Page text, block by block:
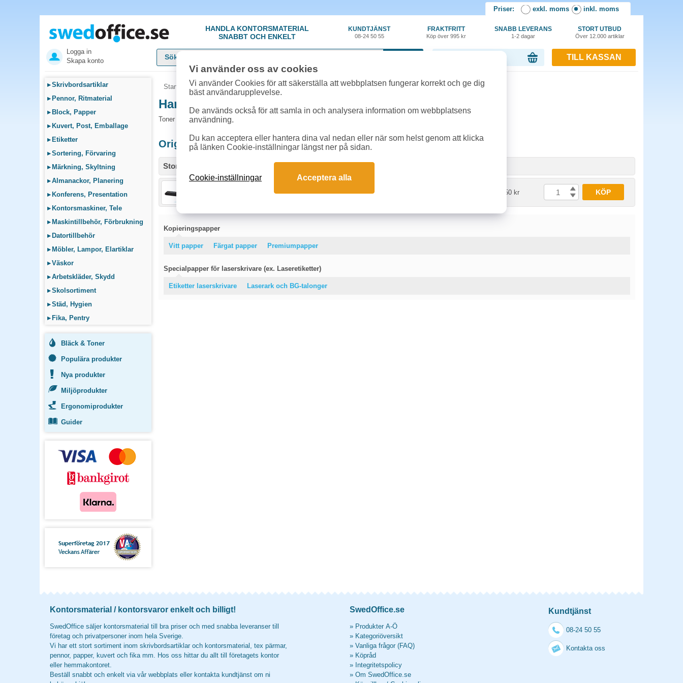
Priser: exkl. moms inkl. moms
HANDLA KONTORSMATERIAL
SNABBT OCH ENKELT
KUNDTJÄNST
08-24 50 55
FRAKTFRITT
Köp över 995 kr
SNABB LEVERANS
1-2 dagar
STORT UTBUD
Över 12.000 artiklar
Logga in
Skapa konto
TILL KASSAN
▸Skrivbordsartiklar
▸ Pennor, Ritmaterial
▸ Block, Papper
▸ Kuvert, Post, Emballage
▸ Etiketter
▸Sortering, Förvaring
▸ Märkning, Skyltning
▸Almanackor, Planering
▸ Konferens, Presentation
▸ Kontorsmaskiner, Tele
▸ Maskintillbehör, Förbrukning
▸ Datortillbehör
▸ Möbler, Lampor, Elartiklar
▸Väskor
▸Arbetskläder, Skydd
▸Skolsortiment
▸Städ, Hygien
▸ Fika, Pentry
Bläck & Toner
Populära produkter
Nya produkter
Miljöprodukter
Ergonomiprodukter
Guider
Startsida » Sök bläck & toner»Kyocera Mita FS 9130 DN
Handla Toner till Kyocera Mita FS 9130 DN online
Toner och tillbehör som passar till Kyocera Mita FS 9130 DN
Originalprodukter till Kyocera Mita FS 9130 DN
Storlek / info
Toner Kyocera TK-710 40k svart 2822.50 kr KÖP
Kopieringspapper
Vitt papper Färgat papper Premiumpapper
Specialpapper för laserskrivare (ex. Laseretiketter)
Etiketter laserskrivare Laserark och BG-talonger
Kontorsmaterial / kontorsvaror enkelt och billigt!
SwedOffice säljer kontorsmaterial till bra priser och med snabba leveranser till
företag och privatpersoner inom hela Sverige.
Vi har ett stort sortiment inom skrivbordsartiklar och kontorsmaterial, tex pärmar,
pennor, papper, kuvert och fika mm. Hos oss hittar du allt till företagets kontor
eller hemmakontoret.
Beställ snabbt och enkelt via vår webbplats eller kontakta kundtjänst om ni
SwedOffice.se
» Produkter A-Ö
» Kategoriöversikt
» Vanliga frågor (FAQ)
» Köpråd
» Integritetspolicy
» Om SwedOffice.se
Kundtjänst
08-24 50 55
Kontakta oss
Vi använder oss av cookies
Vi använder Cookies för att säkerställa att webbplatsen fungerar korrekt och ge dig
bäst användarupplevelse.
De används också för att samla in och analysera information om webbplatsens
användning.
Du kan acceptera eller hantera dina val nedan eller när som helst genom att klicka
på länken Cookie-inställningar längst ner på sidan.
Cookie-inställningar Acceptera alla